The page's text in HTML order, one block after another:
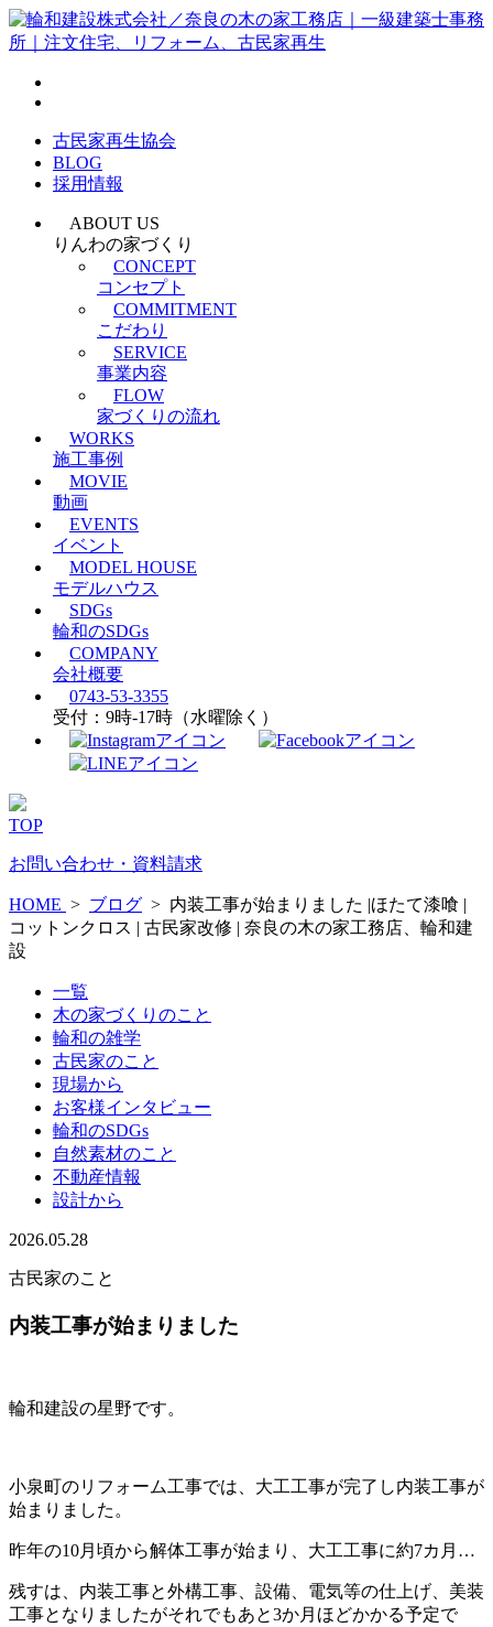
古民家再生協会
BLOG
採用情報
ABOUT US
りんわの家づくり
CONCEPT
コンセプト
COMMITMENT
こだわり
SERVICE
事業内容
FLOW
家づくりの流れ
WORKS
施工事例
MOVIE
動画
EVENTS
イベント
MODEL HOUSE
モデルハウス
SDGs
輪和のSDGs
COMPANY
会社概要
0743-53-3355
受付：9時-17時（水曜除く）
TOP
お問い合わせ・資料請求
HOME > ブログ > 内装工事が始まりました |ほたて漆喰 |
コットンクロス | 古民家改修 | 奈良の木の家工務店、輪和建
設
一覧
木の家づくりのこと
輪和の雑学
古民家のこと
現場から
お客様インタビュー
輪和のSDGs
自然素材のこと
不動産情報
設計から
2026.05.28
古民家のこと
内装工事が始まりました
輪和建設の星野です。
小泉町のリフォーム工事では、大工工事が完了し内装工事が
始まりました。
昨年の10月頃から解体工事が始まり、大工工事に約7カ月…
残すは、内装工事と外構工事、設備、電気等の仕上げ、美装
工事となりましたがそれでもあと3か月ほどかかる予定で